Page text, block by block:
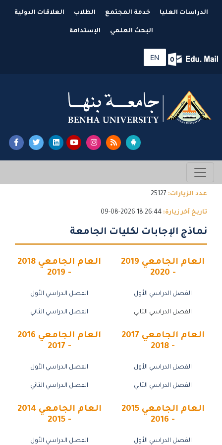
الدراسات العليا خدمة المجتمع الطلاب العلاقات الدولية
البحث العلمي الإستدامة
EN
عدد الزيارات: 25127
تاريخ آخر زيارة: 18:26:44 2026-08-09
نماذج الإجابات لكليات الجامعة
العام الجامعي 2019
- 2020
الفصل الدراسي الأول
الفصل الدراسي الثاني
العام الجامعي 2018
- 2019
الفصل الدراسي الأول
الفصل الدراسي الثاني
العام الجامعي 2017
- 2018
الفصل الدراسي الأول
الفصل الدراسي الثاني
العام الجامعي 2016
- 2017
الفصل الدراسي الأول
الفصل الدراسي الثاني
العام الجامعي 2015
- 2016
الفصل الدراسي الأول
العام الجامعي 2014
- 2015
الفصل الدراسي الأول